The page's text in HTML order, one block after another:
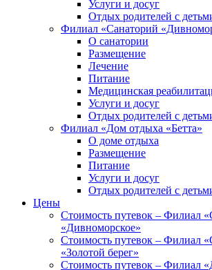
Услуги и досуг
Отдых родителей с
Филиал «Санаторий
О санатории
Размещение
Лечение
Питание
Медицинская
Услуги и досуг
Отдых родителей с
Филиал «Дом отдыха «Бетта»
О доме отдыха
Размещение
Питание
Услуги и досуг
Отдых родителей с
Цены
Стоимость путевок – Филиал
«Дивноморское»
Стоимость путевок – Филиал
«Золотой берег»
Стоимость путевок – Филиал